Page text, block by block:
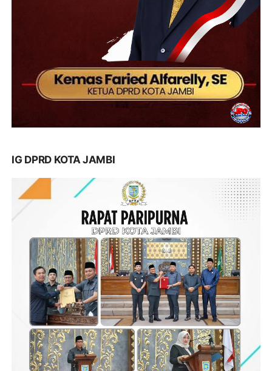
IG DPRD KOTA JAMBI